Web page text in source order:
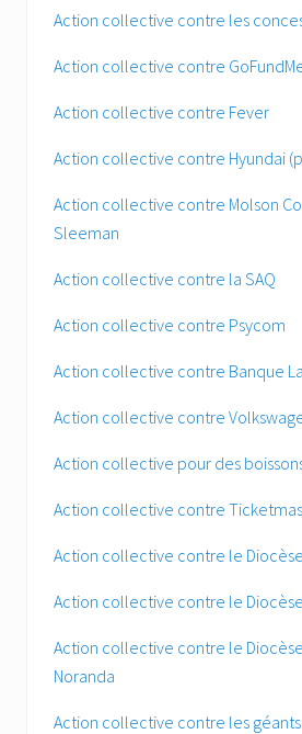
Action collective contre les
Action collective contre
Action collective contre Fever
Action collective contre Hyundai
Action collective contre Molson
Sleeman
Action collective contre la SAQ
Action collective contre Psycom
Action collective contre Banque
Action collective contre
Action collective pour des
Action collective contre
Action collective contre le
Action collective contre le
Action collective contre le
Noranda
Action collective contre les